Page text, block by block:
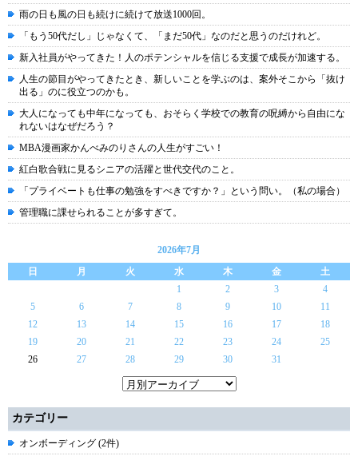
雨の日も風の日も続けに続けて放送1000回。
「もう50代だし」じゃなくて、「まだ50代」なのだと思うのだけれど。
新入社員がやってきた！人のポテンシャルを信じる支援で成長が加速する。
人生の節目がやってきたとき、新しいことを学ぶのは、案外そこから「抜け
出る」のに役立つのかも。
大人になっても中年になっても、おそらく学校での教育の呪縛から自由にな
れないはなぜだろう？
MBA漫画家かんべみのりさんの人生がすごい！
紅白歌合戦に見るシニアの活躍と世代交代のこと。
「プライベートも仕事の勉強をすべきですか？」という問い。（私の場合）
管理職に課せられることが多すぎて。
2026年7月
日
月 火 水 木 金
土
1
2 3
4
5
6 7 8 9 10
11
12
13 14 15 16 17
18
19
20 21 22 23 24
25
26
27 28 29 30 31
カテゴリー
オンボーディング (2件)